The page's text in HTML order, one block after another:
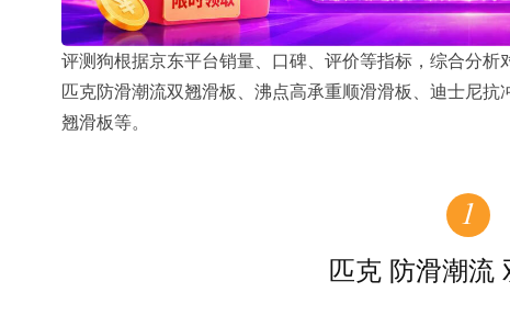
评测狗根据京东平台销量、口碑、评价等指标，综合分析
匹克防滑潮流双翘滑板、沸点高承重顺滑滑板、迪士尼
翘滑板等。
1
匹克 防滑潮流